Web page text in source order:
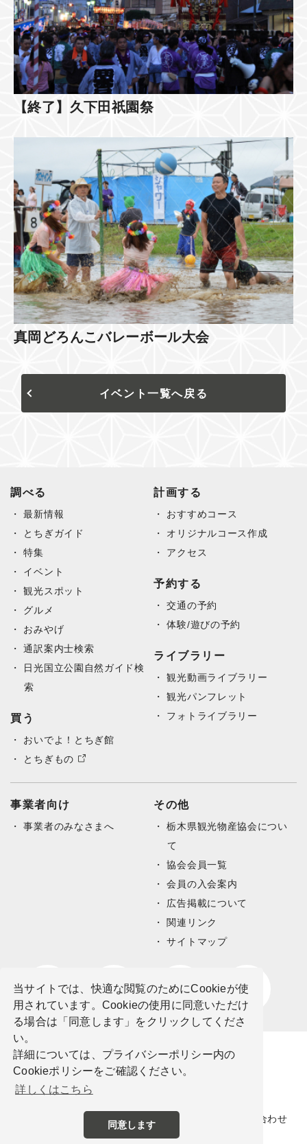
当サイトでは、快適な閲覧のためにCookieが使
用されています。Cookieの使用に同意いただけ
る場合は「同意します」をクリックしてくださ
い。
詳細については、プライバシーポリシー内の
Cookieポリシーをご確認ください。
詳しくはこちら
同意します
【終了】久下田祇園祭
真岡どろんこバレーボール大会
イベント一覧へ戻る
調べる
最新情報
とちぎガイド
特集
イベント
観光スポット
グルメ
おみやげ
通訳案内士検索
日光国立公園自然ガイド検
索
買う
おいでよ！とちぎ館
とちぎもの
計画する
おすすめコース
オリジナルコース作成
アクセス
予約する
交通の予約
体験/遊びの予約
ライブラリー
観光動画ライブラリー
観光パンフレット
フォトライブラリー
事業者向け
事業者のみなさまへ
その他
栃木県観光物産協会につい
て
協会会員一覧
会員の入会案内
広告掲載について
関連リンク
サイトマップ
プライバシーポリシー お問い合わせ
©公益社団法人栃木県観光物産協会